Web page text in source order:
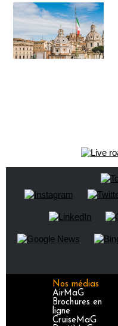
Nos médias
AirMaG
Brochures en
ligne
CruiseMaG